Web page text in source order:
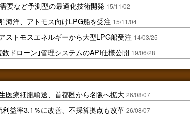
要など予測型の最適化技術開発 15/11/02
海洋、アトモス向けLPG船を受注 15/11/04
ストモスエネルギーから大型LPG船受注 14/03/25
数ドローン｣管理システムのAPI仕様公開 19/06/28
医療細胞輸送、首都圏から名阪へ拡大 26/08/07
益率3.1％に改善、不採算拠点も改革 26/08/07